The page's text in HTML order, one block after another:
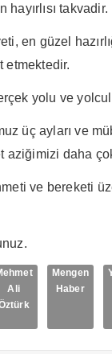
takvadir.
en güzel
etmektedir.
yolu ve
üç ayları ve
aziğimizi daha
ve bereketi
Ali
Mengen
Haber